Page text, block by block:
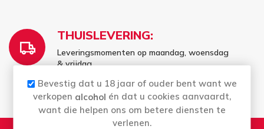
THUISLEVERING:
Leveringsmomenten op maandag, woensdag
& vrijdag
Bevestig dat u 18 jaar of ouder bent want we
verkopen alcohol én dat u cookies aanvaardt,
want die helpen ons om betere diensten te
verlenen.